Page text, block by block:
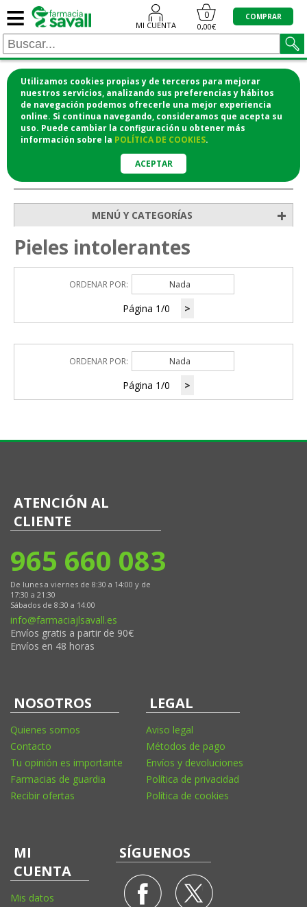
Utilizamos cookies propias y de terceros para mejorar
nuestros servicios, analizando sus preferencias y hábitos
de navegación podemos ofrecerle una mejor experiencia
online. Si continua navegando, consideramos que acepta su
uso. Puede cambiar la configuración u obtener más
información sobre la POLÍTICA DE COOKIES.
ACEPTAR
≡ MI CUENTA
0
0,00€
COMPRAR
¡COMPRA CÓMODAMENTE DESDE CASA Y RECOGE
EN LA FARMACIA!
o si lo prefieres te lo mandamos a casa
Higiene y cosmética>Cosmética facial
MENÚ Y CATEGORÍAS +
Pieles intolerantes
ORDENAR POR: Nada
Página 1/0 >
ORDENAR POR: Nada
Página 1/0 >
ATENCIÓN AL
CLIENTE
965 660 083
De lunes a viernes de 8:30 a 14:00 y de
17:30 a 21:30
Sábados de 8:30 a 14:00
info@farmaciajlsavall.es
Envíos gratis a partir de 90€
Envíos en 48 horas
NOSOTROS
Quienes somos
Contacto
Tu opinión es importante
Farmacias de guardia
Recibir ofertas
LEGAL
Aviso legal
Métodos de pago
Envíos y devoluciones
Política de privacidad
Política de cookies
MI
CUENTA
Mis datos
SÍGUENOS